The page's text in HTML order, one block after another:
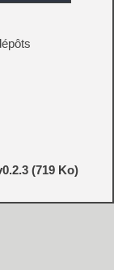
(719 Ko)